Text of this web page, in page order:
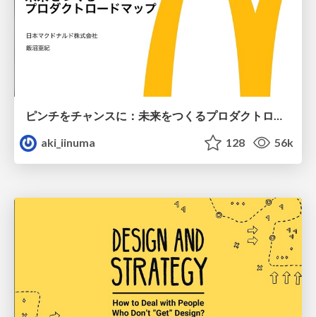
ピンチをチャンスに：未来をつくるプロダクトロードマップ #pmconf2020
aki_iinuma
128 56k